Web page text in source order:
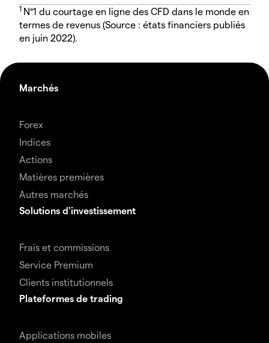
1 N°1 du courtage en ligne des CFD dans le monde en
termes de revenus (Source : états financiers publiés
en juin 2022).
Marchés
Forex
Indices
Actions
Matières premières
Autres marchés
Solutions d'investissement
Frais et commissions
Service Premium
Clients institutionnels
Plateformes de trading
Applications mobiles